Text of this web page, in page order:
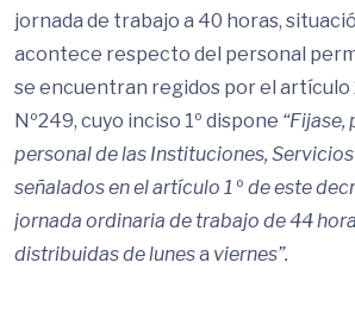
jornada de trabajo a 40 horas,
acontece respecto del personal
se encuentran regidos por el artículo
Nº249, cuyo inciso 1º dispone “Fijase,
personal de las Instituciones,
señalados en el artículo 1 º de este
jornada ordinaria de trabajo de 44
distribuidas de lunesa viernes”.